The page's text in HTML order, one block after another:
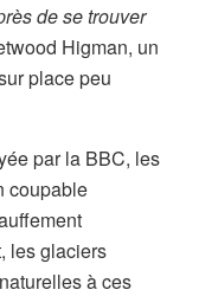
de se trouver
Higman, un
place peu
par la BBC, les
coupable
les glaciers
à ces